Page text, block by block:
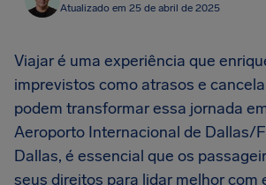
Atualizado em 25 de abril de 2025
Viajar é uma experiência que
imprevistos como atrasos e
podem transformar essa jornada
Aeroporto Internacional de Dallas/
Dallas, é essencial que os
seus direitos para lidar melhor com